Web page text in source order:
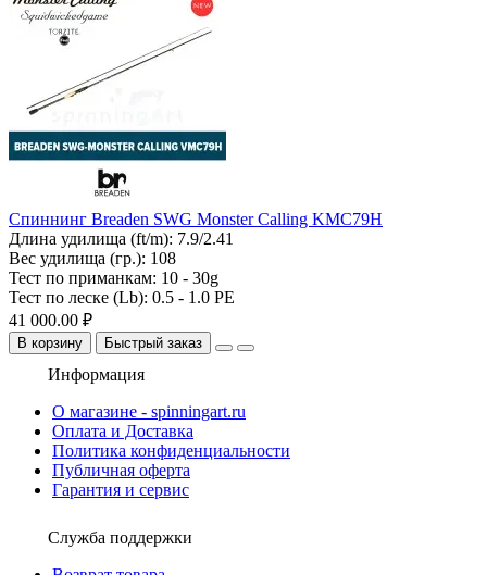
Спиннинг Breaden SWG Monster Calling KMC79H
Длина удилища (ft/m): 7.9/2.41
Вес удилища (гр.): 108
Тест по приманкам: 10 - 30g
Тест по леске (Lb): 0.5 - 1.0 PE
41 000.00 ₽
В корзину Быстрый заказ
Информация
О магазине - spinningart.ru
Оплата и Доставка
Политика конфиденциальности
Публичная оферта
Гарантия и сервис
Служба поддержки